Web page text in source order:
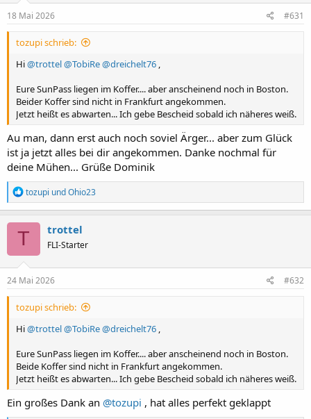
n
e
18 Mai 2026 #631
tozupi schrieb:
Hi@trottel@TobiRe@dreichelt76 ,
Eure SunPass liegen im Koffer.... aber anscheinend noch in Boston.
Beider Koffer sind nicht in Frankfurt angekommen.
Jetzt heißt es abwarten... Ich gebe Bescheid sobald ich näheres weiß.
Au man, dann erst auch noch soviel Ärger... aber zum Glück
ist ja jetzt alles bei dir angekommen. Danke nochmal für
deine Mühen... Grüße Dominik
R
e
a
k
t
o
n
e
tozupi undOhio23
T trottel
FLI-Starter
24 Mai 2026 #632
tozupi schrieb:
Hi@trottel@TobiRe@dreichelt76 ,
Eure SunPass liegen im Koffer.... aber anscheinend noch in Boston.
Beide Koffer sind nicht in Frankfurt angekommen.
Jetzt heißt es abwarten... Ich gebe Bescheid sobald ich näheres weiß.
Ein großes Dank an @tozupi , hat alles perfekt geklappt